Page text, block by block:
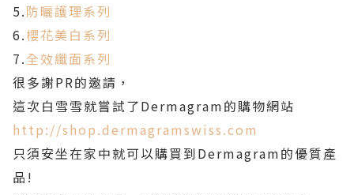
5.防曬護理系列
6.櫻花美白系列
7.全效纖面系列
很多謝PR的邀請，
這次白雪雪就嘗試了Dermagram的購物網站
http://shop.dermagramswiss.com
只須安坐在家中就可以購買到Dermagram的優質產
品!